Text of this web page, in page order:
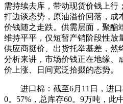
需持续去库，带动现货价钱上行
打边谈态势，原油溢价回落，成
价钱随之走跌。供需层面，聚酯
维持平平，仅短暂产销阶段性放
供应商挺价、出货托举基差，然
分析来讲，市场价钱正在地缘、
价上涨、日间宽泛拾掇的态势。
进口棉：截至6月11日，进口
0。57%，总库存60。9万吨，此